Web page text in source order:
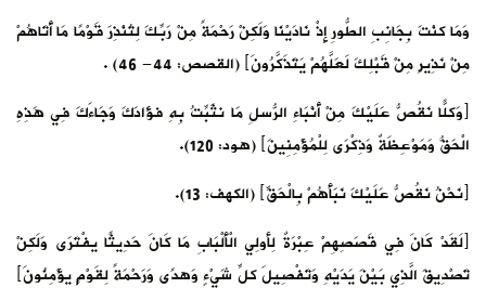
وَمَا كنْتَ بِجَانِبِ الطُّورِ إِذْ نَادَيْنَا وَلَكِنْ رَحْمَةً مِنْ رَبِّكَ لِتُنْذِرَ قَوْمًا مَا أَتَاهُمْ
مِنْ نَذِيرٍ مِنْ قَبْلِكَ لَعَلَّهُمْ يَتَذَكَّرُونَ﴾ (القصص: 44- 46) .
﴿وَكلًّا نَقُصُّ عَلَيْكَ مِنْ أَنْبَاءِ الرّسُلِ مَا نثَبِّتُ بِهِ فؤَادَكَ وَجَاءَكَ فِي هَذِهِ
الْحَقُّ وَمَوْعِظَةٌ وَذِكْرَى لِلْمُؤْمِنِينَ﴾ (هود: 120).
﴿نَحْنُ نَقُصُّ عَلَيْكَ نَبَأَهُمْ بِالْحَقِّ﴾ (الكهف: 13).
﴿لَقَدْ كَانَ فِي قَصَصِهِمْ عِبْرَةٌ لِأولِي الْأَلْبَابِ مَا كَانَ حَدِيثًا يفْتَرَى وَلَكِنْ
تَصْدِيقَ الَّذِي بَيْنَ يَدَيْهِ وَتَفْصِيلَ كلِّ شَيْءٍ وَهدًى وَرَحْمَةً لِقَوْمٍ يؤْمِنُونَ﴾